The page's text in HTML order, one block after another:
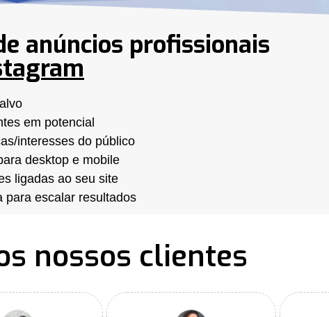
anúncios profissionais
em potencial
interesses do público
desktop e mobile
ligadas ao seu site
para escalar resultados
nossos clientes